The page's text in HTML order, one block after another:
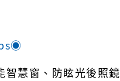
慧窗、防眩光後照鏡